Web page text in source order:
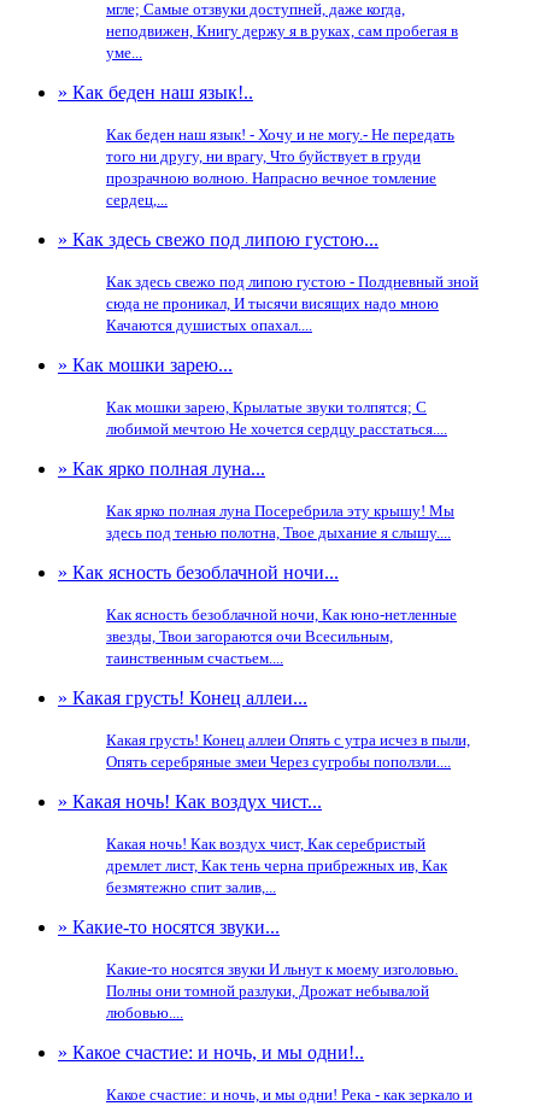
мгле; Самые отзвуки доступней, даже когда,
неподвижен, Книгу держу я в руках, сам пробегая в
уме...
» Как беден наш язык!..
Как беден наш язык! - Хочу и не могу.- Не передать
того ни другу, ни врагу, Что буйствует в груди
прозрачною волною. Напрасно вечное томление
сердец,...
» Как здесь свежо под липою густою...
Как здесь свежо под липою густою - Полдневный зной
сюда не проникал, И тысячи висящих надо мною
Качаются душистых опахал....
» Как мошки зарею...
Как мошки зарею, Крылатые звуки толпятся; С
любимой мечтою Не хочется сердцу расстаться....
» Как ярко полная луна...
Как ярко полная луна Посеребрила эту крышу! Мы
здесь под тенью полотна, Твое дыхание я слышу....
» Как ясность безоблачной ночи...
Как ясность безоблачной ночи, Как юно-нетленные
звезды, Твои загораются очи Всесильным,
таинственным счастьем....
» Какая грусть! Конец аллеи...
Какая грусть! Конец аллеи Опять с утра исчез в пыли,
Опять серебряные змеи Через сугробы поползли....
» Какая ночь! Как воздух чист...
Какая ночь! Как воздух чист, Как серебристый
дремлет лист, Как тень черна прибрежных ив, Как
безмятежно спит залив,...
» Какие-то носятся звуки...
Какие-то носятся звуки И льнут к моему изголовью.
Полны они томной разлуки, Дрожат небывалой
любовью....
» Какое счастие: и ночь, и мы одни!..
Какое счастие: и ночь, и мы одни! Река - как зеркало и